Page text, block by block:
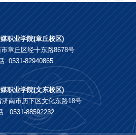
职业学院(章丘校区)
章丘区经十东路8678号
: 0531-82940865
职业学院(文东校区)
南市历下区文化东路18号
: 0531-88592232